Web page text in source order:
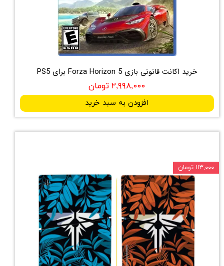
خرید اکانت قانونی بازی Forza Horizon 5 برای PS5
۲,۹۹۸,۰۰۰ تومان
افزودن به سبد خرید
۱۱۳,۰۰۰ تومان